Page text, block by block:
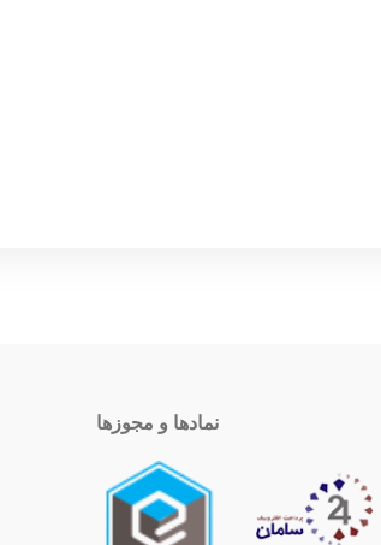
نمادها و مجوزها